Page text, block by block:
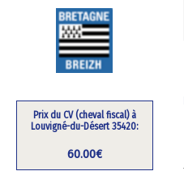
Prix du CV (cheval fiscal) à
Louvigné-du-Désert 35420:
60.00€